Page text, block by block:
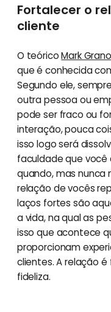
Fortalecer o
cliente
O teóricoMark
que é conhecida
Segundo ele,
outra pessoa ou
pode ser fraco ou
interação, pouca
isso logo será
faculdade que
quando, mas nunca
relação de vocês
laços fortes são
a vida, na qual as
isso que acontece
proporcionam
clientes. A relação
fideliza.